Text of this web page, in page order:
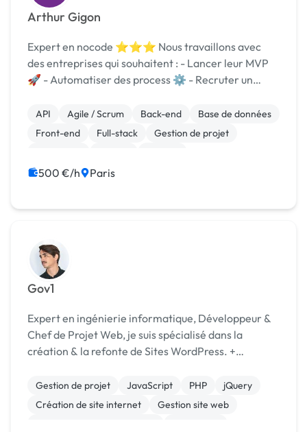
Arthur Gigon
Expert en nocode ⭐️⭐️⭐️ Nous travaillons avec
des entreprises qui souhaitent : - Lancer leur MVP
🚀 - Automatiser des process ⚙️ - Recruter un
réalisation : marketplace, réseau social, job b...
API Agile / Scrum Back-end
Base de données
Front-end
Full-stack
Gestion de projet
500 €/h Paris
Gov1
Expert en ingénierie informatique, Développeur &
Chef de Projet Web, je suis spécialisé dans la
création & la refonte de Sites WordPress. +
Airtable ) L’analyse préliminaire et la réalisation
d’un docu...
Gestion de projet JavaScript PHP
jQuery
Création de site internet
Gestion site web